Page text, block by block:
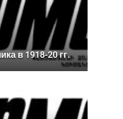
в 1918-20 гг.